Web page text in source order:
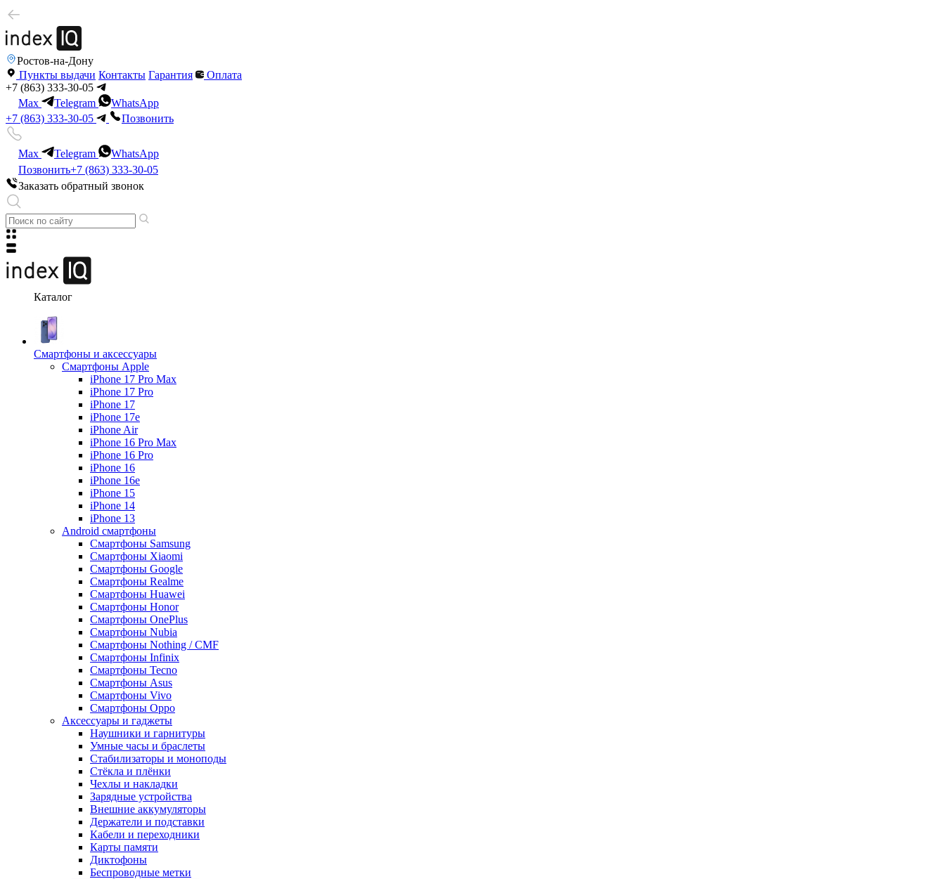
Ростов-на-Дону
Пункты выдачи Контакты Гарантия
Оплата
+7 (863) 333-30-05
Max
Telegram
WhatsApp
+7 (863) 333-30-05
Позвонить
Max Telegram
WhatsApp
Позвонить+7 (863) 333-30-05
Заказать обратный звонок
Каталог
Смартфоны и аксессуары
Смартфоны Apple
iPhone 17 Pro Max
iPhone 17 Pro
iPhone 17
iPhone 17e
iPhone Air
iPhone 16 Pro Max
iPhone 16 Pro
iPhone 16
iPhone 16e
iPhone 15
iPhone 14
iPhone 13
Android cмартфоны
Смартфоны Samsung
Смартфоны Xiaomi
Смартфоны Google
Смартфоны Realme
Смартфоны Huawei
Смартфоны Honor
Смартфоны OnePlus
Смартфоны Nubia
Смартфоны Nothing / CMF
Смартфоны Infinix
Смартфоны Tecno
Смартфоны Asus
Смартфоны Vivo
Смартфоны Oppo
Аксессуары и гаджеты
Наушники и гарнитуры
Умные часы и браслеты
Стабилизаторы и моноподы
Стёкла и плёнки
Чехлы и накладки
Зарядные устройства
Внешние аккумуляторы
Держатели и подставки
Кабели и переходники
Карты памяти
Диктофоны
Беспроводные метки